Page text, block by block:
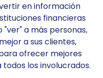
en información
financieras
a más personas,
a sus clientes,
ofrecer mejores
los involucrados.